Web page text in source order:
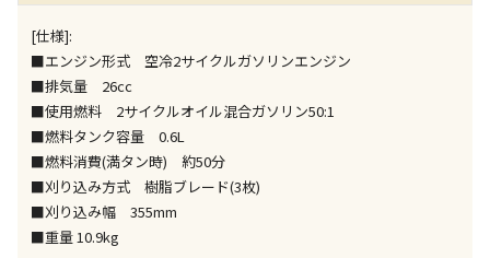
す
特定の店舗のみで受取ができる商品です（宅配便での
お届けができません）
※同時購入の商品は、全て同じ店舗での受取となりま
す
委託業者によりお届けする商品です
※ほか商品との同時購入はできません。お手数です
が、ご購入手続きを分けてお買い求めください
※支払い方法の代金引換は選択できません。
※電話注文はできません。
[仕様]:
■エンジン形式 空冷2サイクルガソリンエンジン
■排気量 26cc
■使用燃料 2サイクルオイル混合ガソリン50:1
■燃料タンク容量 0.6L
■燃料消費(満タン時) 約50分
■刈り込み方式 樹脂ブレード(3枚)
■刈り込み幅 355mm
■重量 10.9kg